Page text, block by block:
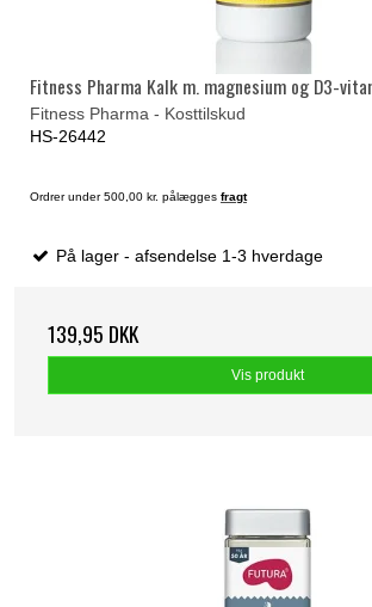
Fitness Pharma Kalk m. magnesium og D3-
Fitness Pharma - Kosttilskud
HS-26442
Ordrer under 500,00 kr. pålægges fragt
På lager - afsendelse 1-3 hverdage
139,95 DKK
Vis produkt